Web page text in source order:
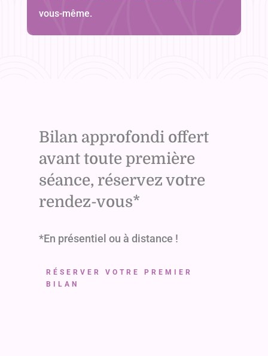
vous-même.
Bilan approfondi offert
avant toute première
séance, réservez votre
rendez-vous*
*En présentiel ou à distance !
RÉSERVER VOTRE PREMIER
BILAN